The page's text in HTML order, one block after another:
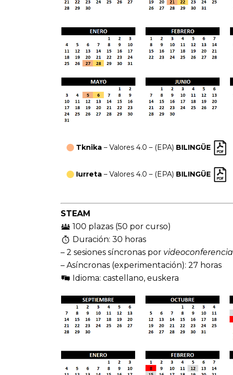
Tknika – Valores 4.0 – (EPA) BILINGÜE
Iurreta – Valores 4.0 – (EPA) BILINGÜE
STEAM
100 plazas (50 por curso)
Duración: 30 horas
– 2 sesiones síncronas por videoconferencia
– Asíncronas (experimentación): 27 horas
Idioma: castellano, euskera